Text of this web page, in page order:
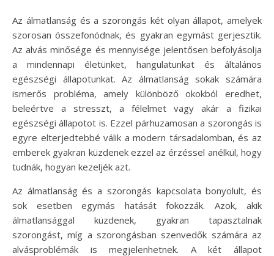
Az álmatlanság és a szorongás két olyan állapot, amelyek
szorosan összefonódnak, és gyakran egymást gerjesztik.
Az alvás minősége és mennyisége jelentősen befolyásolja
a mindennapi életünket, hangulatunkat és általános
egészségi állapotunkat. Az álmatlanság sokak számára
ismerős probléma, amely különböző okokból eredhet,
beleértve a stresszt, a félelmet vagy akár a fizikai
egészségi állapotot is. Ezzel párhuzamosan a szorongás is
egyre elterjedtebbé válik a modern társadalomban, és az
emberek gyakran küzdenek ezzel az érzéssel anélkül, hogy
tudnák, hogyan kezeljék azt.
Az álmatlanság és a szorongás kapcsolata bonyolult, és
sok esetben egymás hatását fokozzák. Azok, akik
álmatlansággal küzdenek, gyakran tapasztalnak
szorongást, míg a szorongásban szenvedők számára az
alvásproblémák is megjelenhetnek. A két állapot